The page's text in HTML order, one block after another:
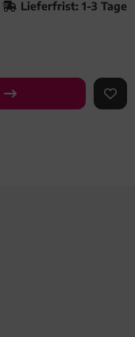
Lieferfrist: 1-3 Tage
AUF